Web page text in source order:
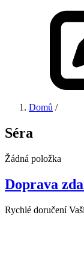
Domů /
Séra
Žádná položka
Doprava
Rychlé doručení